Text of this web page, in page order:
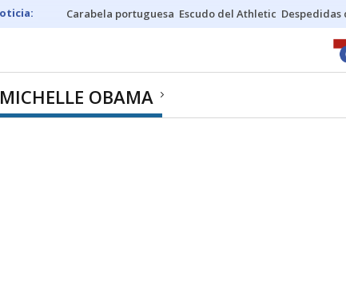
Carabela portuguesa Escudo del Athletic Despedidas
MICHELLE OBAMA